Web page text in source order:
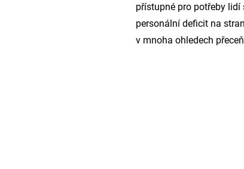
přístupné pro potřeby
personální deficit na
v mnoha ohledech